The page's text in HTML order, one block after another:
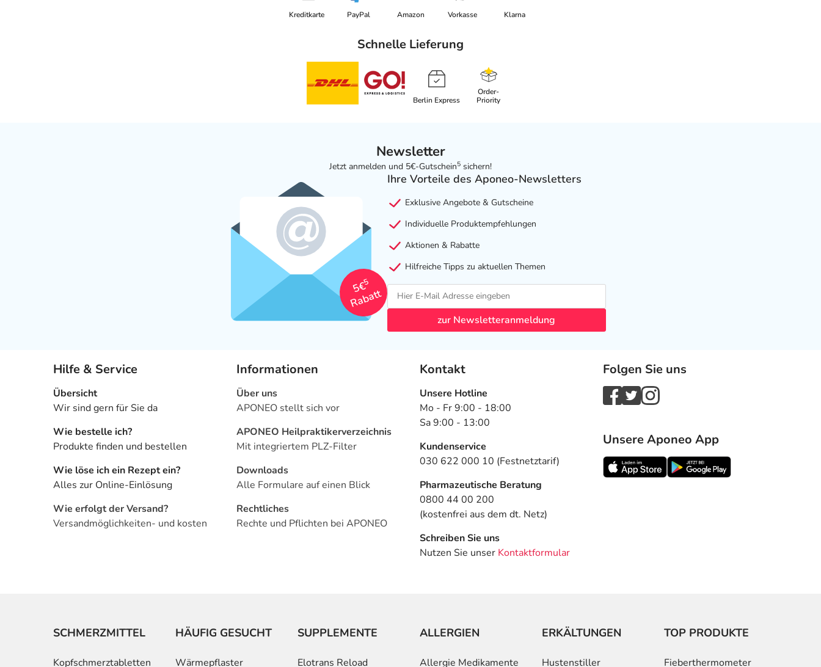
Kreditkarte PayPal Amazon Vorkasse Klarna
Schnelle Lieferung
Berlin Express
Order-
Priority
Newsletter
Jetzt anmelden und 5€-Gutschein5 sichern!
5€
5
Rabatt
Ihre Vorteile des Aponeo-Newsletters
Exklusive Angebote & Gutscheine
Individuelle Produktempfehlungen
Aktionen & Rabatte
Hilfreiche Tipps zu aktuellen Themen
zur Newsletteranmeldung
Hilfe & Service
Übersicht
Wir sind gern für Sie da
Wie bestelle ich?
Produkte finden und bestellen
Wie löse ich ein Rezept ein?
Alles zur Online-Einlösung
Wie erfolgt der Versand?
Versandmöglichkeiten- und kosten
Informationen
Über uns
APONEO stellt sich vor
APONEO Heilpraktikerverzeichnis
Mit integriertem PLZ-Filter
Downloads
Alle Formulare auf einen Blick
Rechtliches
Rechte und Pflichten bei APONEO
Kontakt
Unsere Hotline
Mo - Fr 9:00 - 18:00
Sa 9:00 - 13:00
Kundenservice
030 622 000 10 (Festnetztarif)
Pharmazeutische Beratung
0800 44 00 200
(kostenfrei aus dem dt. Netz)
Schreiben Sie uns
Nutzen Sie unser Kontaktformular
Folgen Sie uns
Unsere Aponeo App
SCHMERZMITTEL
Kopfschmerztabletten
HÄUFIG GESUCHT
Wärmepflaster
SUPPLEMENTE
Elotrans Reload
ALLERGIEN
Allergie Medikamente
ERKÄLTUNGEN
Hustenstiller
TOP PRODUKTE
Fieberthermometer